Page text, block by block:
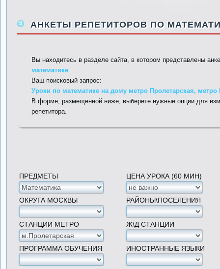
АНКЕТЫ РЕПЕТИТОРОВ ПО
Вы находитесь в разделе сайта, в котором представлены
математике.
Ваш поисковый запрос:
Уроки по математике на дому метро Пролетарская, метро
В форме, размещенной ниже, выберете нужные опции для
репетитора.
ПРЕДМЕТЫ ЦЕНА УРОКА (60 МИН)
ОКРУГА МОСКВЫ РАЙОНЫ\ПОСЕЛЕНИЯ
СТАНЦИИ МЕТРО Ж\Д СТАНЦИИ
ПРОГРАММА ОБУЧЕНИЯ ИНОСТРАННЫЕ ЯЗЫКИ